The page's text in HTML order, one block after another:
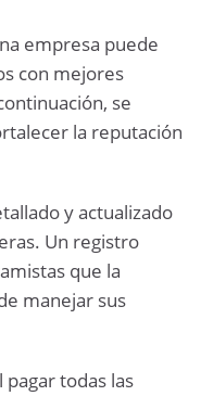
empresa puede
con mejores
se
la reputación
y actualizado
Un registro
que la
manejar sus
todas las